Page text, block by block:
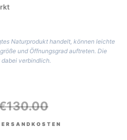
Naturprodukt handelt, können leichte
und Öffnungsgrad auftreten. Die
verbindlich.
130.00